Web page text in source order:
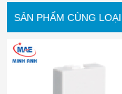
SẢN PHẨM CÙNG LOẠI